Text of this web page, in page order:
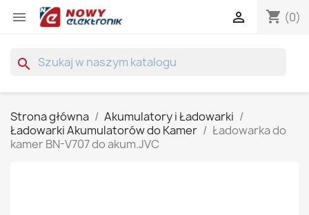
 shopping_cart (0)

search
Strona główna
Akumulatory i Ładowarki
Ładowarki Akumulatorów do Kamer
Ładowarka do
kamer BN-V707 do akum.JVC